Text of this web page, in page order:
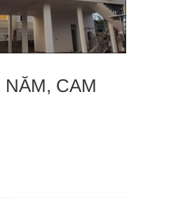
NĂM, CAM